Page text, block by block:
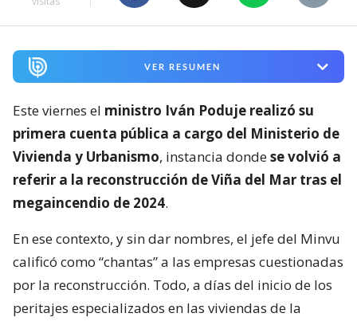
VER RESUMEN
Este viernes el ministro Iván Poduje realizó su
primera cuenta pública a cargo del Ministerio de
Vivienda y Urbanismo, instancia dondese volvió a
referir a la reconstrucción de Viña del Mar tras el
megaincendio de 2024.
En ese contexto, y sin dar nombres, el jefe del Minvu
calificó como “chantas” a las empresas cuestionadas
por la reconstrucción. Todo, a días del inicio de los
peritajes especializados en las viviendas de la